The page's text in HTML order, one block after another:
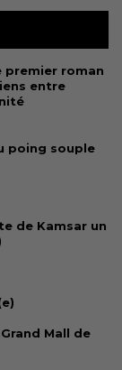
premier roman
entre
poing souple
de Kamsar un
Mall de